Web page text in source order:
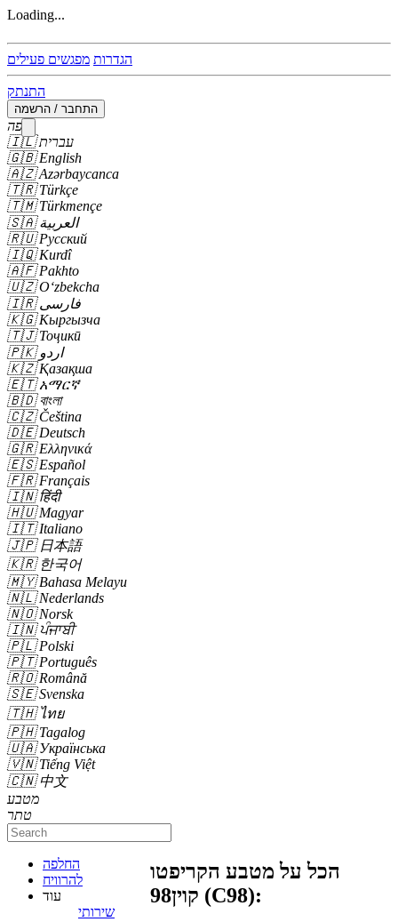
Loading...
הגדרות מפגשים פעילים
התנתק
התחבר / הרשמה
שפה
🇮🇱 עברית
🇬🇧 English
🇦🇿 Azərbaycanca
🇹🇷 Türkçe
🇹🇲 Türkmençe
🇸🇦 العربية
🇷🇺 Русский
🇮🇶 Kurdî
🇦🇫 Pakhto
🇺🇿 Oʻzbekcha
🇮🇷 فارسی
🇰🇬 Кыргызча
🇹🇯 Тоҷикӣ
🇵🇰 اردو
🇰🇿 Қазақша
🇪🇹 አማርኛ
🇧🇩 বাংলা
🇨🇿 Čeština
🇩🇪 Deutsch
🇬🇷 Ελληνικά
🇪🇸 Español
🇫🇷 Français
🇮🇳 हिंदी
🇭🇺 Magyar
🇮🇹 Italiano
🇯🇵 日本語
🇰🇷 한국어
🇲🇾 Bahasa Melayu
🇳🇱 Nederlands
🇳🇴 Norsk
🇮🇳 ਪੰਜਾਬੀ
🇵🇱 Polski
🇵🇹 Português
🇷🇴 Română
🇸🇪 Svenska
🇹🇭 ไทย
🇵🇭 Tagalog
🇺🇦 Українська
🇻🇳 Tiếng Việt
🇨🇳 中文
מטבע
טתר
החלפה
להרוויח
עוד
שירותי
הכל על מטבע הקריפטו
קוין98 (C98):